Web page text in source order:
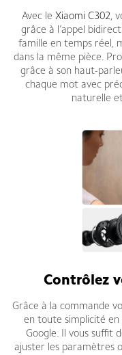
Avec le Xiaomi C302,
grâce à l’appel
famille en temps réel,
dans la même pièce.
grâce à son haut-
chaque mot avec
naturelle
Contrôlez
Grâce à la commande
en toute simplicité en
Google. Il vous suffit
ajuster les paramètres